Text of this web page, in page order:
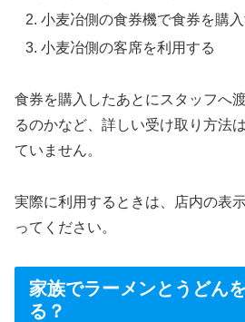
小麦冶側の食券機で食券を購
小麦冶側の客席を利用する
食券を購入したあとにスタッフへ
るのかなど、詳しい受け取り方法
ていません。
実際に利用するときは、店内の表
ってください。
家族でラーメンとうどん
る？